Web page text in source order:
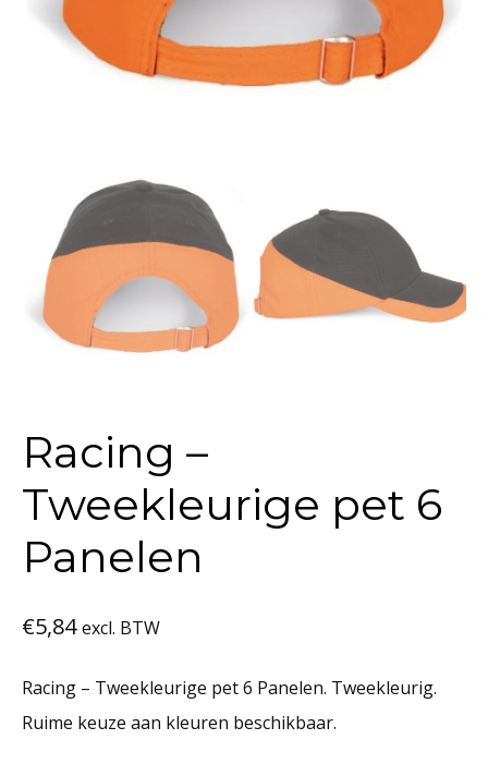
Racing –
Tweekleurige pet 6
Panelen
€5,84 excl. BTW
Racing – Tweekleurige pet 6 Panelen. Tweekleurig.
Ruime keuze aan kleuren beschikbaar.